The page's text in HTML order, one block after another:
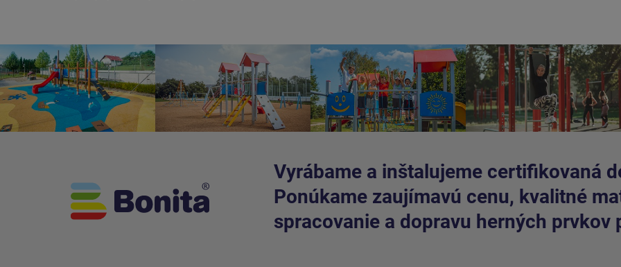
Vyrábame a inštalujeme certifikovaná
Ponúkame zaujímavú cenu, kvalitné
spracovanie a dopravu herných prvkov